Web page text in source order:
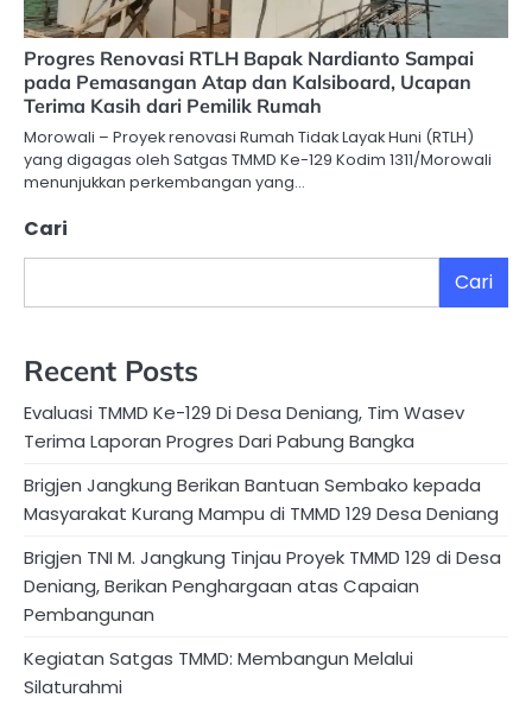
Progres Renovasi RTLH Bapak Nardianto Sampai
pada Pemasangan Atap dan Kalsiboard, Ucapan
Terima Kasih dari Pemilik Rumah
Morowali – Proyek renovasi Rumah Tidak Layak Huni (RTLH)
yang digagas oleh Satgas TMMD Ke-129 Kodim 1311/Morowali
menunjukkan perkembangan yang…
Cari
Cari
Recent Posts
Evaluasi TMMD Ke-129 Di Desa Deniang, Tim Wasev
Terima Laporan Progres Dari Pabung Bangka
Brigjen Jangkung Berikan Bantuan Sembako kepada
Masyarakat Kurang Mampu di TMMD 129 Desa Deniang
Brigjen TNI M. Jangkung Tinjau Proyek TMMD 129 di Desa
Deniang, Berikan Penghargaan atas Capaian
Pembangunan
Kegiatan Satgas TMMD: Membangun Melalui
Silaturahmi